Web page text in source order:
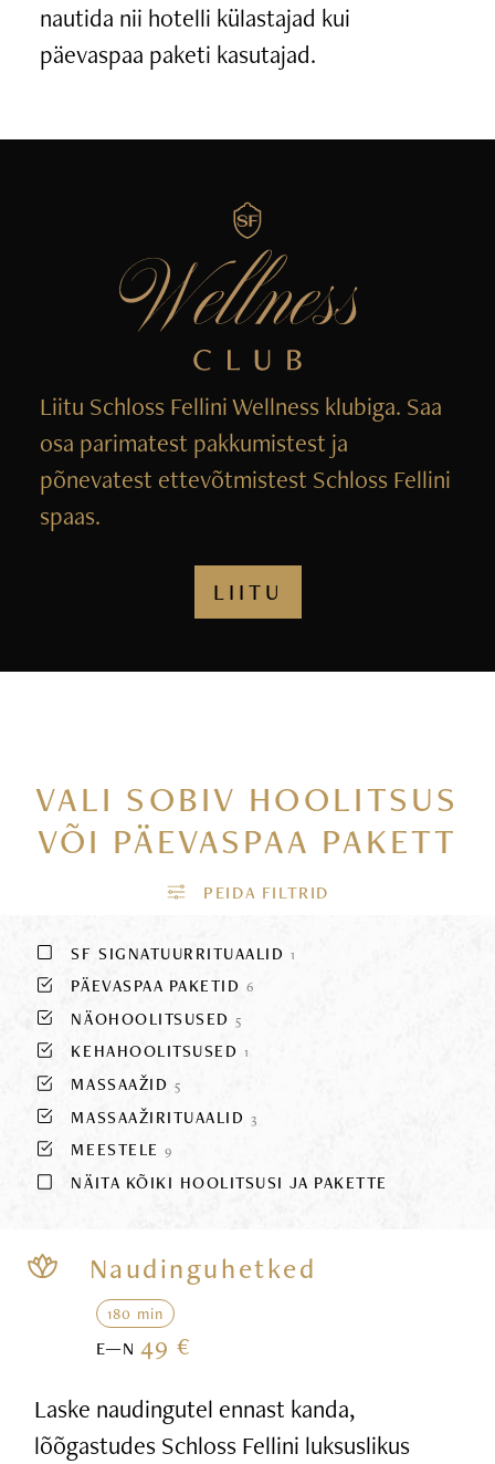
nautida nii hotelli külastajad kui
päevaspaa paketi kasutajad.
Liitu Schloss Fellini Wellness klubiga. Saa
osa parimatest pakkumistest ja
põnevatest ettevõtmistest Schloss Fellini
spaas.
LIITU
VALI SOBIV HOOLITSUS
VÕI PÄEVASPAA PAKETT
SF SIGNATUURRITUAALID 1
PÄEVASPAA PAKETID 6
NÄOHOOLITSUSED5
KEHAHOOLITSUSED 1
MASSAAŽID 5
MASSAAŽIRITUAALID 3
MEESTELE9
NÄITA KÕIKI HOOLITSUSI JA PAKETTE
Naudinguhetked
180 min
E—N49 €
Laske naudingutel ennast kanda,
lõõgastudes Schloss Fellini luksuslikus